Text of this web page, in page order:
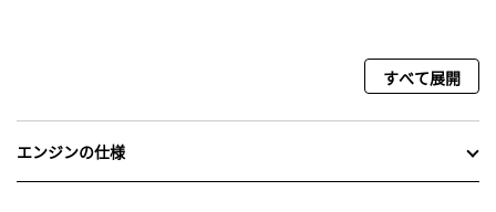
すべて展開
エンジンの仕様